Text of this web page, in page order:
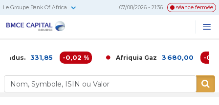
Le Groupe Bank Of Africa 07/08/2026 - 21:36 séance fermée
331,85 -0,02 % Afriquia Gaz 3 680,00 -0,16